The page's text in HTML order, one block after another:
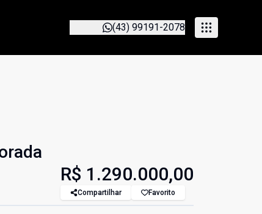
(43) 99191-2078
R$ 1.290.000,00
Compartilhar Favorito